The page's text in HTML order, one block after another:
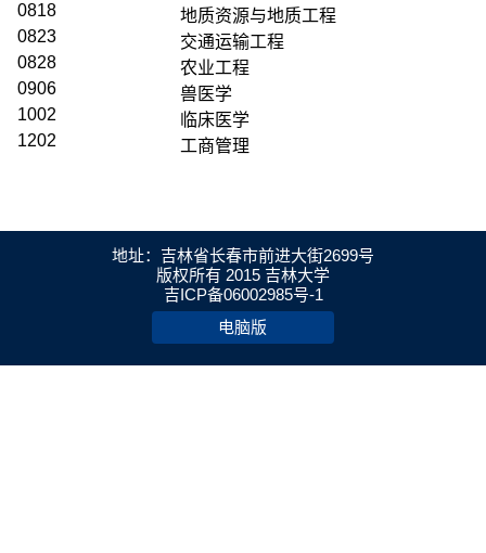
0818
地质资源与地质工程
0823
交通运输工程
0828
农业工程
0906
兽医学
1002
临床医学
1202
工商管理
地址：吉林省长春市前进大街2699号
版权所有 2015 吉林大学
吉ICP备06002985号-1
电脑版